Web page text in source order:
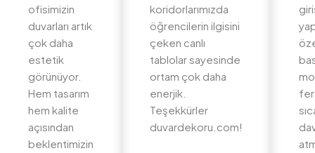
ofisimizin
duvarları artık
çok daha
estetik
görünüyor.
Hem tasarım
hem kalite
açısından
beklentimizin
koridorlarımızda
öğrencilerin ilgisini
çeken canlı
tablolar sayesinde
ortam çok daha
enerjik.
Teşekkürler
duvardekoru.com!